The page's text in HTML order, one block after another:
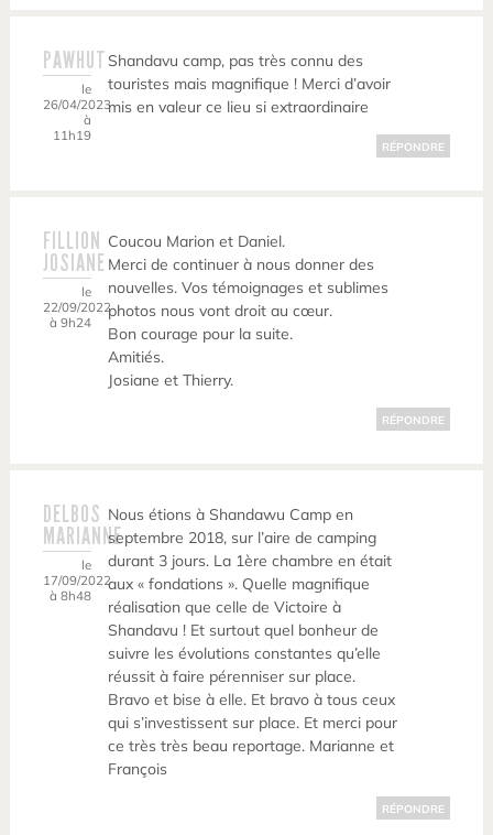
PAWHUT
le
26/04/2023
à
11h19
Shandavu camp, pas très connu des
touristes mais magnifique ! Merci d’avoir
mis en valeur ce lieu si extraordinaire
RÉPONDRE
FILLION
JOSIANE
le
22/09/2022
à 9h24
Coucou Marion et Daniel.
Merci de continuer à nous donner des
nouvelles. Vos témoignages et sublimes
photos nous vont droit au cœur.
Bon courage pour la suite.
Amitiés.
Josiane et Thierry.
RÉPONDRE
DELBOS
MARIANNE
le
17/09/2022
à 8h48
Nous étions à Shandawu Camp en
septembre 2018, sur l’aire de camping
durant 3 jours. La 1ère chambre en était
aux « fondations ». Quelle magnifique
réalisation que celle de Victoire à
Shandavu ! Et surtout quel bonheur de
suivre les évolutions constantes qu’elle
réussit à faire pérenniser sur place.
Bravo et bise à elle. Et bravo à tous ceux
qui s’investissent sur place. Et merci pour
ce très très beau reportage. Marianne et
François
RÉPONDRE